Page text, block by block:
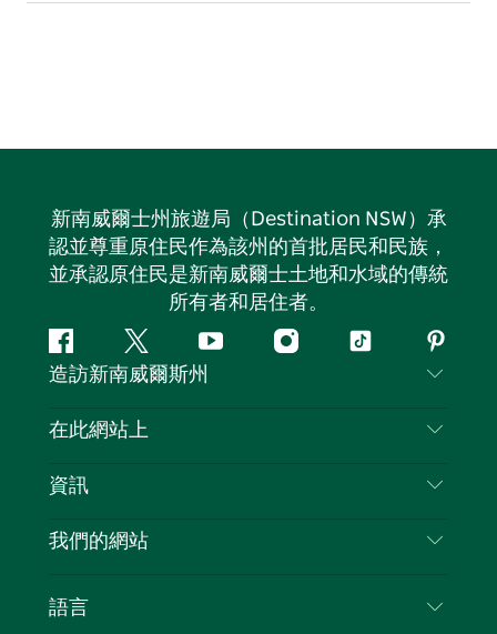
新南威爾士州旅遊局（Destination NSW）承
認並尊重原住民作為該州的首批居民和民族，
並承認原住民是新南威爾士土地和水域的傳統
所有者和居住者。
Facebook嘰
嘰
喳
Youtube Instagram
抖
造訪新南威爾斯州
聯絡我們
隱私
Cookie 通知
在此網站上
目的地
新南威爾士州公路旅行
活動
資訊
旅行資訊
新南威爾士州的商業
我們的網站
語言